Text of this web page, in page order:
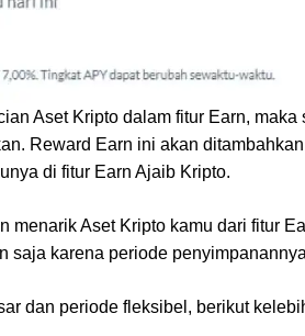
Aset Kripto dalam fitur Earn,
Reward Earn ini akan
di fitur Earn Ajaib Kripto.
menarik Aset Kripto kamu dari fitur
saja karena periode
dan periode fleksibel, berikut